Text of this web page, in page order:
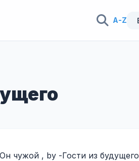
A-Z
чужой , by -Гости из будущего